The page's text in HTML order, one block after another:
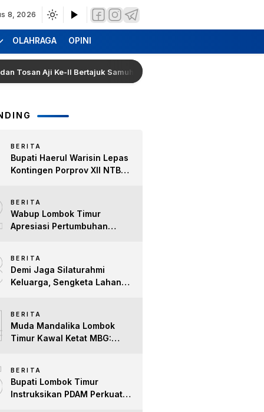
8, 2026
OLAHRAGA OPINI
Aji Ke-II Bertajuk Samuhita Sakre
BERITA
Bupati Haerul Warisin Lepas
Kontingen Porprov XII NTB
untuk Lombok Timur
BERITA
Wabup Lombok Timur
Apresiasi Pertumbuhan
Difabel
BERITA
Demi Jaga Silaturahmi
Keluarga, Sengketa Lahan
BERITA
Muda Mandalika Lombok
Timur Kawal Ketat MBG:
BERITA
Bupati Lombok Timur
Instruksikan PDAM Perkuat